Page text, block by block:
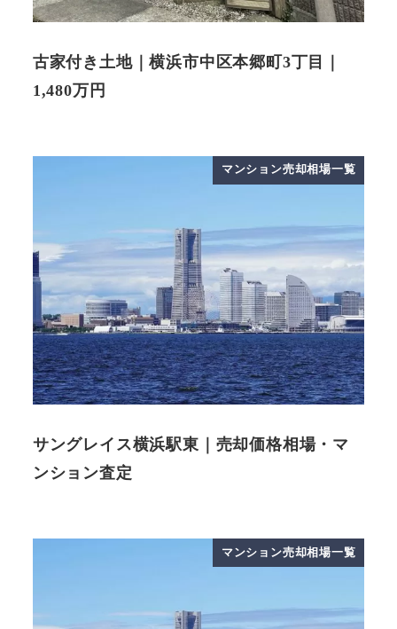
古家付き土地｜横浜市中区本郷町3丁目｜
1,480万円
マンション売却相場一覧
サングレイス横浜駅東｜売却価格相場・マ
ンション査定
マンション売却相場一覧